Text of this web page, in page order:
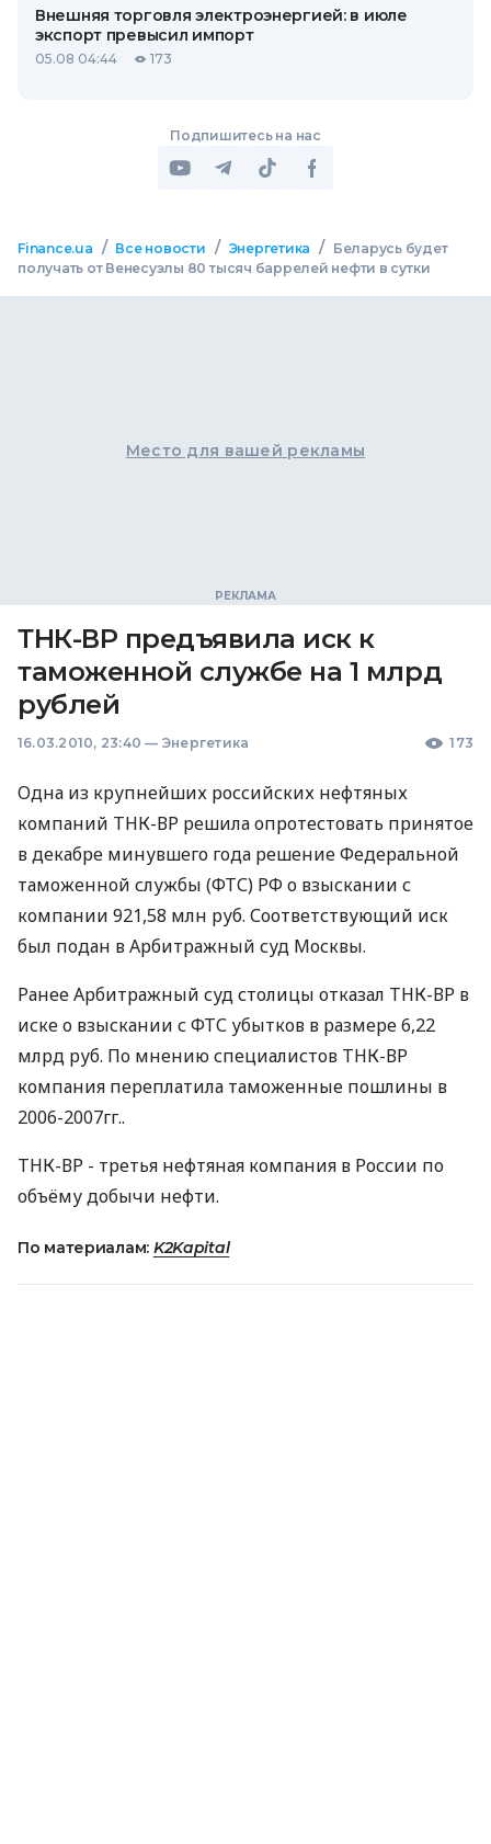
Внешняя торговля электроэнергией: в июле
экспорт превысил импорт
05.08 04:44 173
Подпишитесь на нас
Finance.ua / Все новости / Энергетика /
Беларусь будет
получать от Венесуэлы 80 тысяч баррелей нефти в сутки
Место для вашей рекламы
ТНК-ВР предъявила иск к
таможенной службе на 1 млрд
рублей
16.03.2010, 23:40 — Энергетика 173
Одна из крупнейших российских нефтяных
компаний ТНК-ВР решила опротестовать принятое
в декабре минувшего года решение Федеральной
таможенной службы (ФТС) РФ о взыскании с
компании 921,58 млн руб. Соответствующий иск
был подан в Арбитражный суд Москвы.
Ранее Арбитражный суд столицы отказал ТНК-ВР в
иске о взыскании с ФТС убытков в размере 6,22
млрд руб. По мнению специалистов ТНК-ВР
компания переплатила таможенные пошлины в
2006-2007гг..
ТНК-ВР - третья нефтяная компания в России по
объёму добычи нефти.
По материалам: K2Kapital